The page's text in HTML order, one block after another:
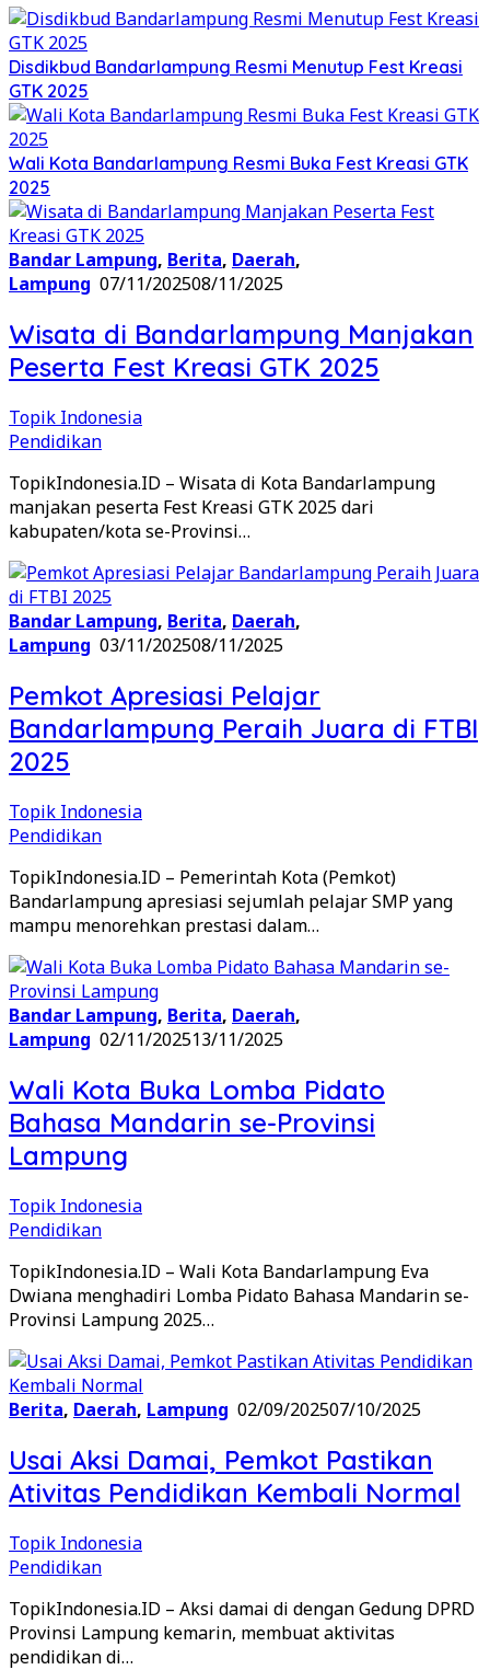
Disdikbud Bandarlampung Resmi Menutup Fest Kreasi
GTK 2025
Wali Kota Bandarlampung Resmi Buka Fest Kreasi GTK
2025
Bandar Lampung, Berita, Daerah,
Lampung 07/11/202508/11/2025
Wisata di Bandarlampung Manjakan
Peserta Fest Kreasi GTK 2025
Topik Indonesia
Pendidikan
TopikIndonesia.ID – Wisata di Kota Bandarlampung
manjakan peserta Fest Kreasi GTK 2025 dari
kabupaten/kota se-Provinsi…
Bandar Lampung, Berita, Daerah,
Lampung 03/11/202508/11/2025
Pemkot Apresiasi Pelajar
Bandarlampung Peraih Juara di FTBI
2025
Topik Indonesia
Pendidikan
TopikIndonesia.ID – Pemerintah Kota (Pemkot)
Bandarlampung apresiasi sejumlah pelajar SMP yang
mampu menorehkan prestasi dalam…
Bandar Lampung, Berita, Daerah,
Lampung 02/11/202513/11/2025
Wali Kota Buka Lomba Pidato
Bahasa Mandarin se-Provinsi
Lampung
Topik Indonesia
Pendidikan
TopikIndonesia.ID – Wali Kota Bandarlampung Eva
Dwiana menghadiri Lomba Pidato Bahasa Mandarin se-
Provinsi Lampung 2025…
Berita, Daerah, Lampung 02/09/202507/10/2025
Usai Aksi Damai, Pemkot Pastikan
Ativitas Pendidikan Kembali Normal
Topik Indonesia
Pendidikan
TopikIndonesia.ID – Aksi damai di dengan Gedung DPRD
Provinsi Lampung kemarin, membuat aktivitas
pendidikan di…